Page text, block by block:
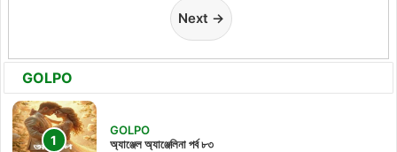
Next →
GOLPO
GOLPO
অ্যাঞ্জেল অ্যাঞ্জেলিনা পর্ব ৮৩